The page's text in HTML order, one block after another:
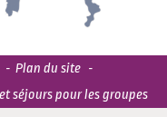
Plan du site
séjours pour les groupes